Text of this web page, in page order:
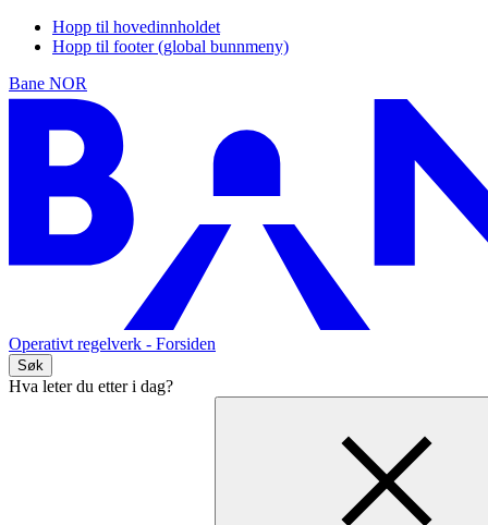
Hopp til hovedinnholdet
Hopp til footer (global bunnmeny)
Bane NOR
Operativt regelverk - Forsiden
Søk
Hva leter du etter i dag?